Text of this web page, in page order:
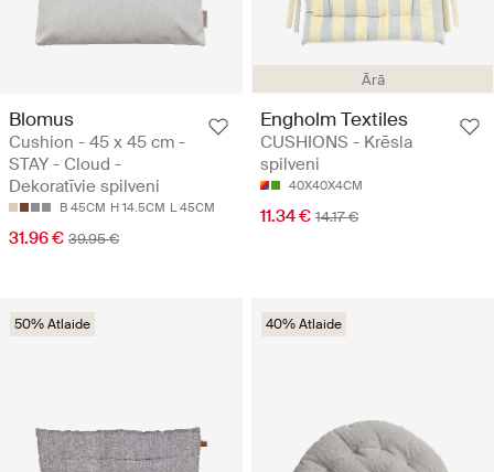
Blomus
Cushion - 45 x 45 cm -
STAY - Cloud -
Dekoratīvie spilveni
B 45CM H 14.5CM L 45CM
31.96 € 39.95 €
Ārā
Engholm Textiles
CUSHIONS - Krēsla
spilveni
40X40X4CM
11.34 € 14.17 €
50% Atlaide 40% Atlaide